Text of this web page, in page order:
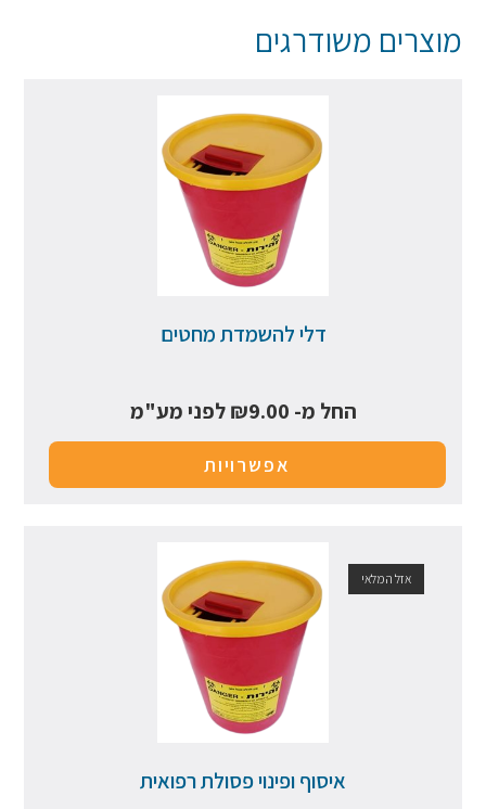
מוצרים משודרגים
דלי להשמדת מחטים
החל מ- ₪9.00 לפני מע"מ
אפשרויות
אזל המלאי
איסוף ופינוי פסולת רפואית